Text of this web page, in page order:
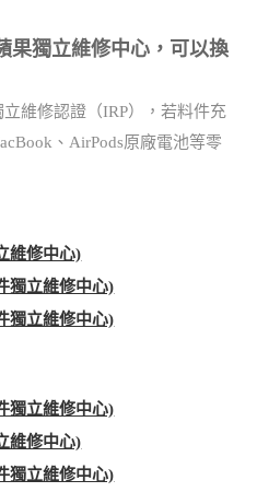
果獨立維修中心，可以換
維修認證（IRP），若料件充
、AirPods原廠電池等零
維修中心)
獨立維修中心)
獨立維修中心)
獨立維修中心)
維修中心)
獨立維修中心)